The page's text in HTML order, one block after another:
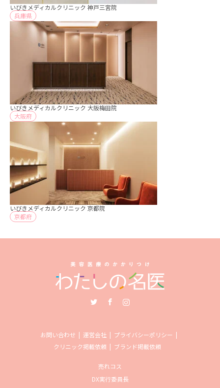
いびきメディカルクリニック 神戸三宮院
兵庫県
いびきメディカルクリニック 大阪梅田院
大阪府
いびきメディカルクリニック 京都院
京都府
お問い合わせ 運営会社
プライバシーポリシー
クリニック掲載依頼
ブランド掲載依頼
売れコス
DX実行委員長